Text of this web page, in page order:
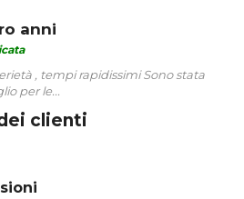
anni
, tempi rapidissimi Sono stata
per le...
clienti